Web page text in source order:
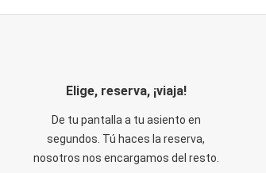
Elige, reserva, ¡viaja!
De tu pantalla a tu asiento en
segundos. Tú haces la reserva,
nosotros nos encargamos del resto.